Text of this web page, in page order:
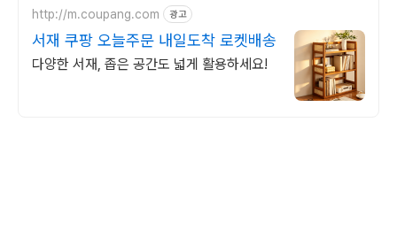
http://m.coupang.com 광고
서재 쿠팡 오늘주문 내일도착 로켓배송
다양한 서재, 좁은 공간도 넓게 활용하세요!